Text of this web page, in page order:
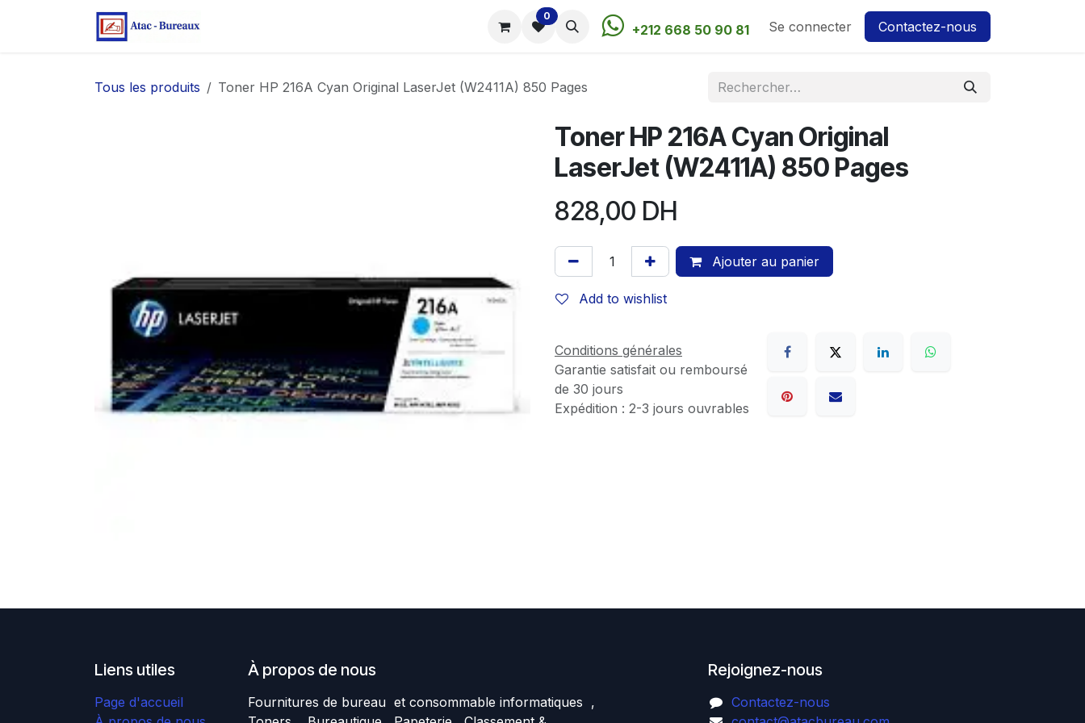
Se rendre au contenu
Rendez-vous Contactez-nous
0
+212 668 50 90 81 Se connecter Contactez-nous
Tous les produits Toner HP 216A Cyan Original LaserJet (W2411A) 850 Pages
Toner HP 216A Cyan Original
LaserJet (W2411A) 850 Pages
828,00 DH
Ajouter au panier
Add to wishlist
Conditions générales
Garantie satisfait ou remboursé
de 30 jours
Expédition : 2-3 jours ouvrables
Liens utiles
Page d'accueil
À propos de nous
Fournitures de bureau et consommable informatiques ,
Rejoignez-nous
Contactez-nous